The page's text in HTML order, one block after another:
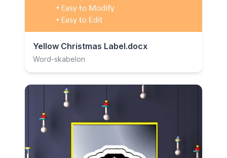
Yellow Christmas Label.docx
Word-skabelon